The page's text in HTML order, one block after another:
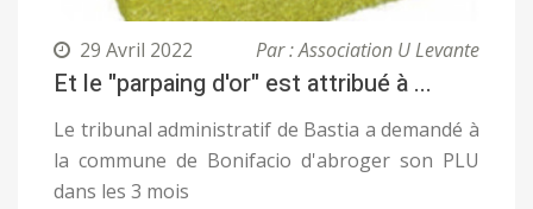
29 Avril 2022 Par : Association U Levante
Et le "parpaing d'or" est attribué à ...
Le tribunal administratif de Bastia a demandé à
la commune de Bonifacio d'abroger son PLU
dans les 3 mois